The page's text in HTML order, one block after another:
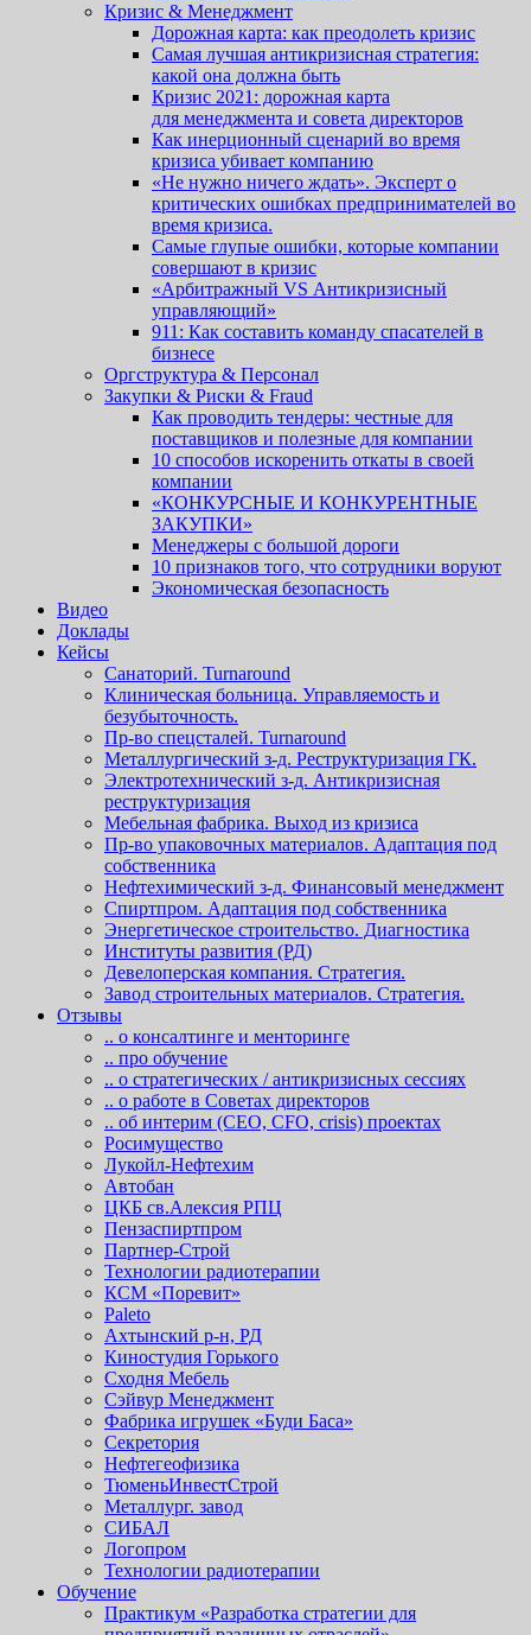
Кризис & Менеджмент
Дорожная карта: как преодолеть кризис
Самая лучшая антикризисная стратегия:
какой она должна быть
Кризис 2021: дорожная карта
для менеджмента и совета директоров
Как инерционный сценарий во время
кризиса убивает компанию
«Не нужно ничего ждать». Эксперт о
критических ошибках предпринимателей во
время кризиса.
Cамые глупые ошибки, которые компании
совершают в кризис
«Арбитражный VS Антикризисный
управляющий»
911: Как составить команду спасателей в
бизнесе
Оргструктура & Персонал
Закупки & Риски & Fraud
Как проводить тендеры: честные для
поставщиков и полезные для компании
10 способов искоренить откаты в своей
компании
«КОНКУРСНЫЕ И КОНКУРЕНТНЫЕ
ЗАКУПКИ»
Менеджеры с большой дороги
10 признаков того, что сотрудники воруют
Экономическая безопасность
Видео
Доклады
Кейсы
Санаторий. Turnaround
Клиническая больница. Управляемость и
безубыточность.
Пр-во спецсталей. Turnaround
Металлургический з-д. Реструктуризация ГК.
Электротехнический з-д. Антикризисная
реструктуризация
Мебельная фабрика. Выход из кризиса
Пр-во упаковочных материалов. Адаптация под
собственника
Нефтехимический з-д. Финансовый менеджмент
Спиртпром. Адаптация под собственника
Энергетическое строительство. Диагностика
Институты развития (РД)
Девелоперская компания. Стратегия.
Завод строительных материалов. Стратегия.
Отзывы
.. о консалтинге и менторинге
.. про обучение
.. о стратегических / антикризисных сессиях
.. о работе в Советах директоров
.. об интерим (СЕО, СFO, сrisis) проектах
Росимущество
Лукойл-Нефтехим
Автобан
ЦКБ св.Алексия РПЦ
Пензаспиртпром
Партнер-Строй
Технологии радиотерапии
КСМ «Поревит»
Paleto
Ахтынский р-н, РД
Киностудия Горького
Сходня Мебель
Сэйвур Менеджмент
Фабрика игрушек «Буди Баса»
Секретория
Нефтегеофизика
ТюменьИнвестСтрой
Металлург. завод
СИБАЛ
Логопром
Технологии радиотерапии
Обучение
Практикум «Разработка стратегии для